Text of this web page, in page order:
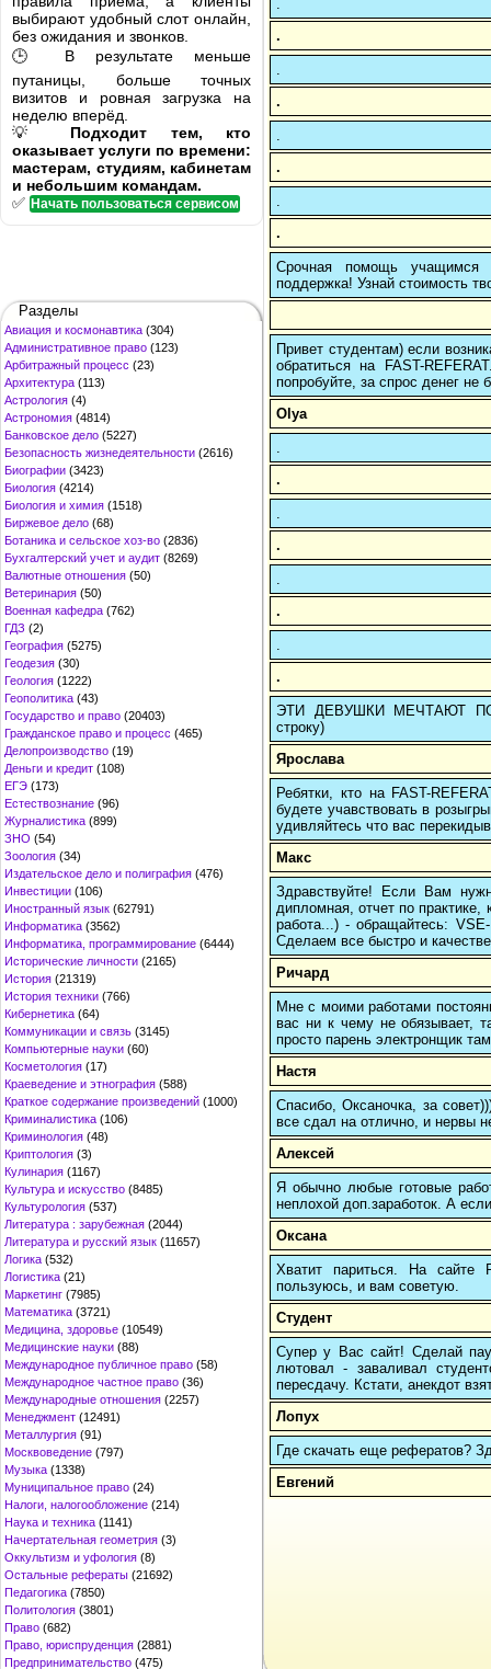
выбирают удобный слот онлайн,
без ожидания и звонков.
🕒 В результате меньше
путаницы, больше точных
визитов и ровная загрузка на
неделю вперёд.
💡 Подходит тем, кто
оказывает услуги по времени:
мастерам, студиям, кабинетам
и небольшим командам.
✅ Начать пользоваться сервисом
Разделы
Авиация и космонавтика (304)
Административное право (123)
Арбитражный процесс (23)
Архитектура (113)
Астрология (4)
Астрономия (4814)
Банковское дело (5227)
Безопасность жизнедеятельности (2616)
Биографии (3423)
Биология (4214)
Биология и химия (1518)
Биржевое дело (68)
Ботаника и сельское хоз-во (2836)
Бухгалтерский учет и аудит (8269)
Валютные отношения (50)
Ветеринария (50)
Военная кафедра (762)
ГДЗ (2)
География (5275)
Геодезия (30)
Геология (1222)
Геополитика (43)
Государство и право (20403)
Гражданское право и процесс (465)
Делопроизводство (19)
Деньги и кредит (108)
ЕГЭ (173)
Естествознание (96)
Журналистика (899)
ЗНО (54)
Зоология (34)
Издательское дело и полиграфия (476)
Инвестиции (106)
Иностранный язык (62791)
Информатика (3562)
Информатика, программирование (6444)
Исторические личности (2165)
История (21319)
История техники (766)
Кибернетика (64)
Коммуникации и связь (3145)
Компьютерные науки (60)
Косметология (17)
Краеведение и этнография (588)
Краткое содержание произведений (1000)
Криминалистика (106)
Криминология (48)
Криптология (3)
Кулинария (1167)
Культура и искусство (8485)
Культурология (537)
Литература : зарубежная (2044)
Литература и русский язык (11657)
Логика (532)
Логистика (21)
Маркетинг (7985)
Математика (3721)
Медицина, здоровье (10549)
Медицинские науки (88)
Международное публичное право (58)
Международное частное право (36)
Международные отношения (2257)
Менеджмент (12491)
Металлургия (91)
Москвоведение (797)
Музыка (1338)
Муниципальное право (24)
Налоги, налогообложение (214)
Наука и техника (1141)
Начертательная геометрия (3)
Оккультизм и уфология (8)
Остальные рефераты (21692)
Педагогика (7850)
Политология (3801)
Право (682)
Право, юриспруденция (2881)
Предпринимательство (475)
.
.
.
.
Срочная помощь учащимся в
поддержка! Узнай стоимость
Привет студентам) если
обратиться на FAST-
попробуйте, за спрос денег не
Olya
.
.
.
.
ЭТИ ДЕВУШКИ МЕЧТАЮТ
строку)
Ярослава
Ребятки, кто на FAST-
будете учавствовать в
удивляйтесь что вас
Макс
Здравствуйте! Если Вам
дипломная, отчет по
работа...) - обращайтесь:
Сделаем все быстро и
Ричард
Мне с моими работами
вас ни к чему не обязывает,
просто парень электронщик
Настя
Спасибо, Оксаночка, за
все сдал на отлично, и нервы
Алексей
Я обычно любые готовые
неплохой доп.заработок. А
Оксана
Хватит париться. На
пользуюсь, и вам советую.
Студент
Супер у Вас сайт! Сделай
лютовал - заваливал
пересдачу. Кстати, анекдот
Лопух
Где скачать еще рефератов?
Евгений